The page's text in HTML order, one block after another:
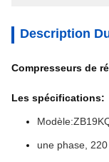
Description
Compresseurs de
Les spécifications:
une phase, 220